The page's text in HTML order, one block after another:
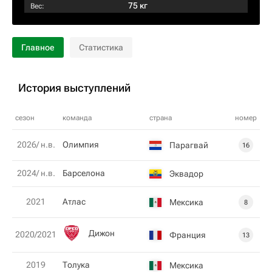
Вес: 75 кг
Главное Статистика
История выступлений
сезон команда страна номер
2026/ н.в. Олимпия Парагвай 16
2024/ н.в. Барселона Эквадор
2021 Атлас Мексика 8
2020/2021 Дижон Франция 13
2019 Толука Мексика